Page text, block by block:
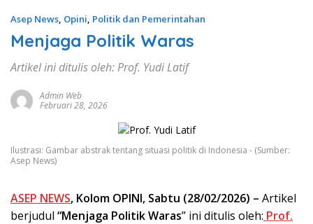
Asep News, Opini, Politik dan Pemerintahan
Menjaga Politik Waras
Artikel ini ditulis oleh: Prof. Yudi Latif
Admin Web
Februari 28, 2026
Ilustrasi: Gambar abstrak tentang situasi politik di Indonesia - (Sumber:
Asep News)
ASEP NEWS, Kolom OPINI, Sabtu (28/02/2026) – Artikel
berjudul “Menjaga Politik Waras” ini ditulis oleh: Prof.